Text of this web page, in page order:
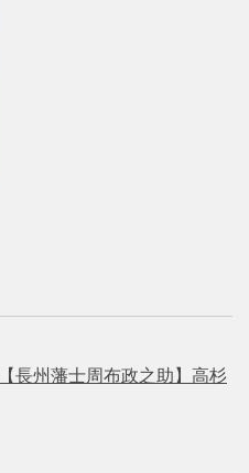
長州藩士周布政之助】高杉